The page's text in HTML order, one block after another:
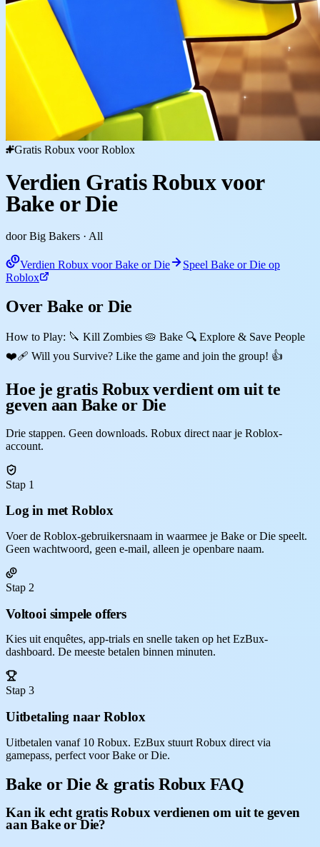
Gratis Robux voor Roblox
Verdien Gratis Robux voor
Bake or Die
door Big Bakers · All
Verdien Robux voor Bake or Die
Speel Bake or Die op
Roblox
Over Bake or Die
How to Play: 🔪 Kill Zombies 🥧 Bake 🔍 Explore & Save People
❤️‍🩹 Will you Survive? Like the game and join the group! 👍
Hoe je gratis Robux verdient om uit te
geven aan Bake or Die
Drie stappen. Geen downloads. Robux direct naar je Roblox-
account.
Stap 1
Log in met Roblox
Voer de Roblox-gebruikersnaam in waarmee je Bake or Die speelt.
Geen wachtwoord, geen e-mail, alleen je openbare naam.
Stap 2
Voltooi simpele offers
Kies uit enquêtes, app-trials en snelle taken op het EzBux-
dashboard. De meeste betalen binnen minuten.
Stap 3
Uitbetaling naar Roblox
Uitbetalen vanaf 10 Robux. EzBux stuurt Robux direct via
gamepass, perfect voor Bake or Die.
Bake or Die & gratis Robux FAQ
Kan ik echt gratis Robux verdienen om uit te geven
aan Bake or Die?